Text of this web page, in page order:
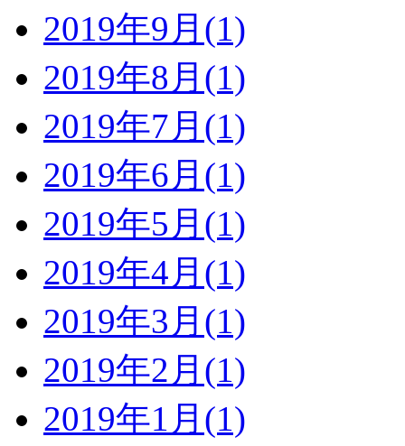
2019年9月(1)
2019年8月(1)
2019年7月(1)
2019年6月(1)
2019年5月(1)
2019年4月(1)
2019年3月(1)
2019年2月(1)
2019年1月(1)